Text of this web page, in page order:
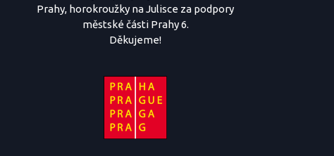
Prahy, horokroužky na Julisce za podpory
městské části Prahy 6.
Děkujeme!